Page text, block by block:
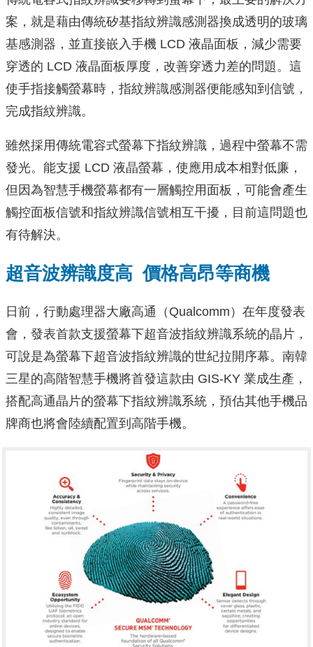
案，就是藉由傳統矽基指紋辨識感測器換成透明的玻璃
基感測器，並直接嵌入手機 LCD 液晶面板，減少需要
穿透的 LCD 液晶面板厚度，改善穿透力差的問題。這
使手指接觸螢幕時，指紋辨識感測器便能感知到信號，
完成指紋辨識。
雖然採用傳統電容式螢幕下指紋辨識，過程中螢幕不需
發光。能支援 LCD 液晶螢幕，使應用成本相對低廉，
但因為智慧手機螢幕都有一層觸控用面板，可能會產生
觸控面板信號和指紋辨識信號相互干擾，目前這問題也
有待解決。
超音波辨識度高 價格高昂等商機
日前，行動處理器大廠高通（Qualcomm）在年度發表
會，發表首款支援螢幕下超音波指紋辨識系統的晶片，
可說是為螢幕下超音波指紋辨識的世紀拉開序幕。南韓
三星的高階智慧手機將首發這款由 GIS-KY 業成生產，
搭配高通晶片的螢幕下指紋辨識系統，預估其他手機品
牌商也將會陸續配置到高階手機。